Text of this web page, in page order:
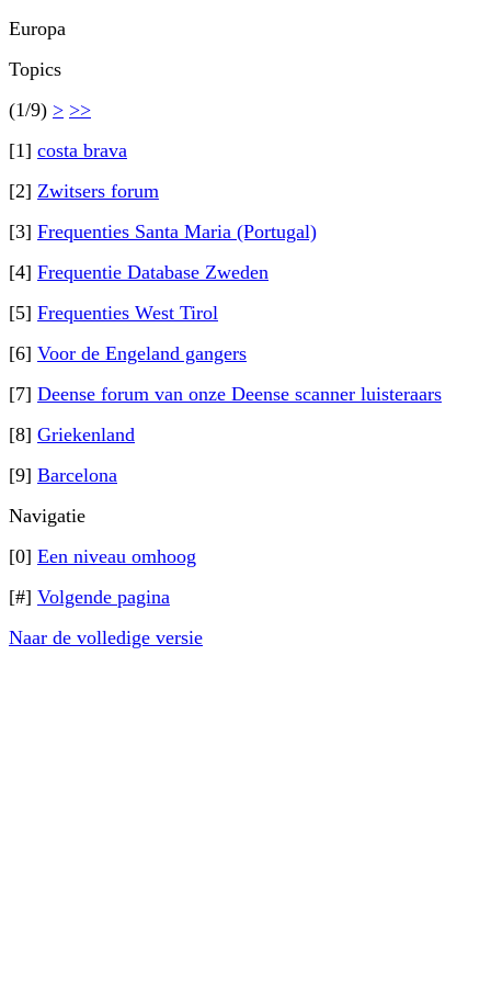
Europa
Topics
(1/9) > >>
[1] costa brava
[2] Zwitsers forum
[3] Frequenties Santa Maria (Portugal)
[4] Frequentie Database Zweden
[5] Frequenties West Tirol
[6] Voor de Engeland gangers
[7] Deense forum van onze Deense scanner luisteraars
[8] Griekenland
[9] Barcelona
Navigatie
[0] Een niveau omhoog
[#] Volgende pagina
Naar de volledige versie